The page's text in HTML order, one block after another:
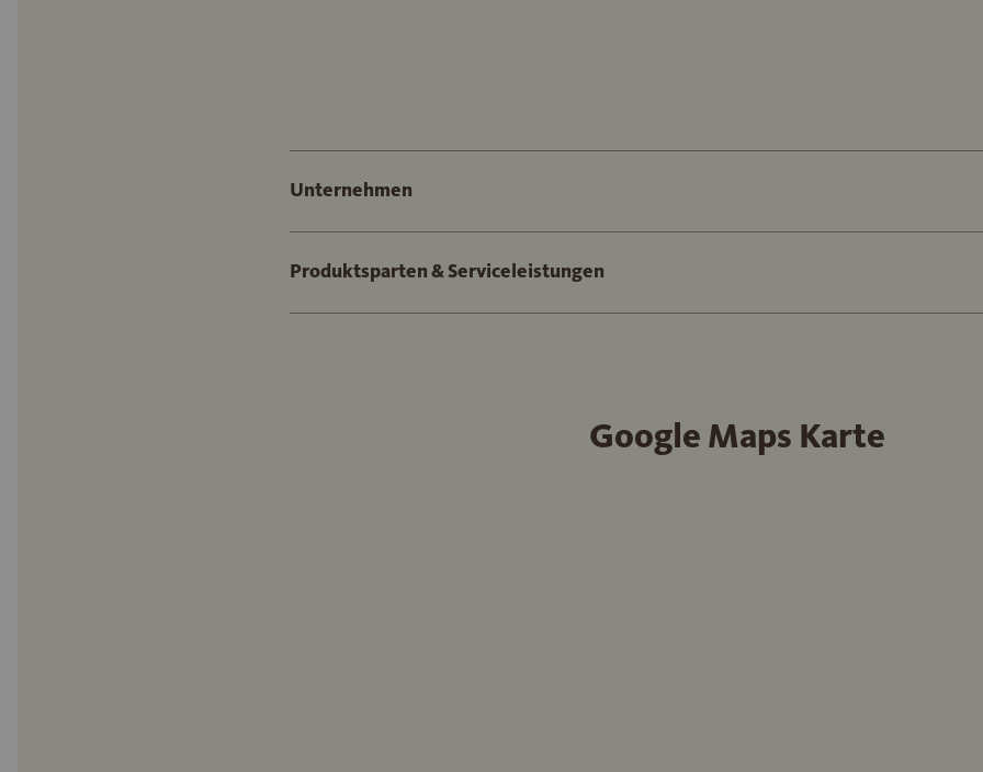
Unternehmen
Produktsparten & Serviceleistungen
Google Maps Karte